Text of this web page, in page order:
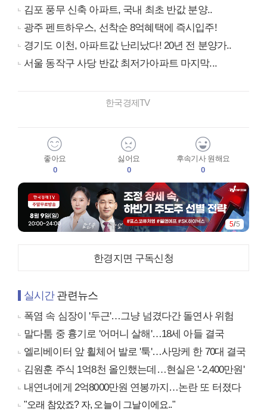
김포 풍무 신축 아파트, 국내 최초 반값 분양..
광주 펜트하우스, 선착순 8억혜택에 즉시입주!
경기도 이천, 아파트값 난리났다! 20년 전 분양가..
서울 동작구 사당 반값 최저가아파트 마지막...
한국경제TV
좋아요
0
싫어요
0
후속기사 원해요
0
5/5
한경지면 구독신청
실시간관련뉴스
폭염 속 심장이 '두근'…그냥 넘겼다간 돌연사 위험
말다툼 중 흉기로 '어머니 살해'…18세 아들 결국
엘리베이터 앞 휠체어 발로 '툭'…사망케 한 70대 결국
김원훈 주식 1억8천 올인했는데…현실은 '-2,400만원'
내연녀에게 2억8000만원 연봉까지…논란 또 터졌다
"오래 참았죠? 자, 오늘이 그날이에요.."